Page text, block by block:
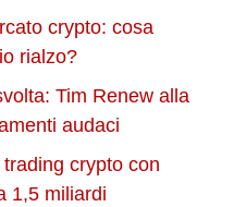
crypto: cosa
rialzo?
Tim Renew alla
audaci
crypto con
1,5 miliardi